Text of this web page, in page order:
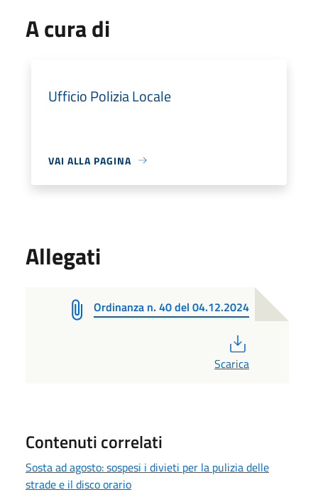
A cura di
Ufficio Polizia Locale
VAI ALLA PAGINA
Allegati
Ordinanza n. 40 del 04.12.2024
Scarica
Contenuti correlati
Sosta ad agosto: sospesi i divieti per la pulizia delle
strade e il disco orario